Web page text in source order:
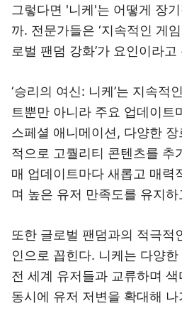
그렇다면 '니케'는 어떻게 장
까. 전문가들은 ‘지속적인 게
로벌 팬덤 강화’가 요인이라
‘승리의 여신: 니케’는 지속적
트뿐만 아니라 주요 업데이트
스페셜 애니메이션, 다양한
적으로 고퀄리티 콘텐츠를 추
매 업데이트마다 새롭고 매력
며 높은 유저 만족도를 유지
또한 글로벌 팬덤과의 적극적
인으로 꼽힌다. 니케는 다양
전 세계 유저들과 교류하며
동시에 유저 저변을 확대해 나